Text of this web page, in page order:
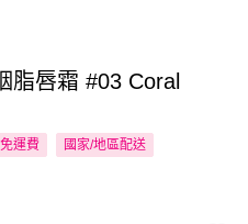
脂唇霜 #03 Coral
運費 國家/地區配送